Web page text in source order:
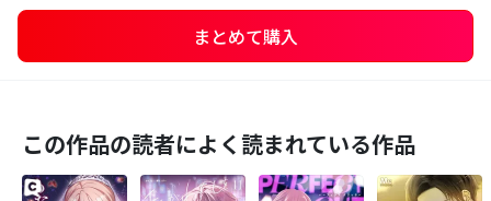
まとめて購入
この作品の読者によく読まれている作品